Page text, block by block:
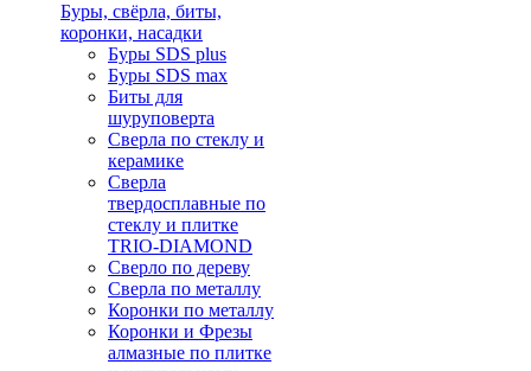
Буры, свёрла, биты,
коронки, насадки
Буры SDS plus
Буры SDS max
Биты для
шуруповерта
Сверла по стеклу и
керамике
Сверла
твердосплавные по
стеклу и плитке
TRIO-DIAMOND
Сверло по дереву
Сверла по металлу
Коронки по металлу
Коронки и Фрезы
алмазные по плитке